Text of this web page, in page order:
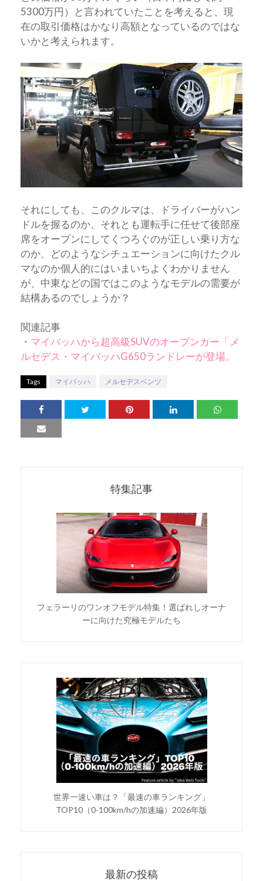
5300万円）と言われていたことを考えると、現
在の取引価格はかなり高額となっているのではな
いかと考えられます。
それにしても、このクルマは、ドライバーがハン
ドルを握るのか、それとも運転手に任せて後部座
席をオープンにしてくつろぐのが正しい乗り方な
のか、どのようなシチュエーションに向けたクル
マなのか個人的にはいまいちよくわかりません
が、中東などの国ではこのようなモデルの需要が
結構あるのでしょうか？
関連記事
・ マイバッハから超高級SUVのオープンカー「メ
ルセデス・マイバッハG650ランドレーが登場。
Tags マイバッハ メルセデスベンツ
特集記事
フェラーリのワンオフモデル特集！選ばれしオーナ
ーに向けた究極モデルたち
世界一速い車は？「最速の車ランキング」
TOP10（0-100km/hの加速編）2026年版
最新の投稿